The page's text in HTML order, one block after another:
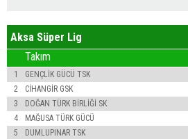
Aksa Süper Lig
Takım
1 GENÇLİK GÜCÜ TSK
2
CİHANGİR GSK
3
DOĞAN TÜRK BİRLİĞİ SK
4
MAĞUSA TÜRK GÜCÜ
5
DUMLUPINAR TSK